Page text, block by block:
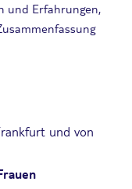
und Erfahrungen,
und von